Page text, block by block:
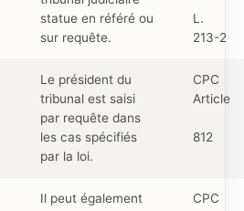
statue en référé ou
sur requête.
L.
213-2
Le président du
tribunal est saisi
par requête dans
les cas spécifiés
par la loi.
CPC
Article
812
Il peut également
CPC